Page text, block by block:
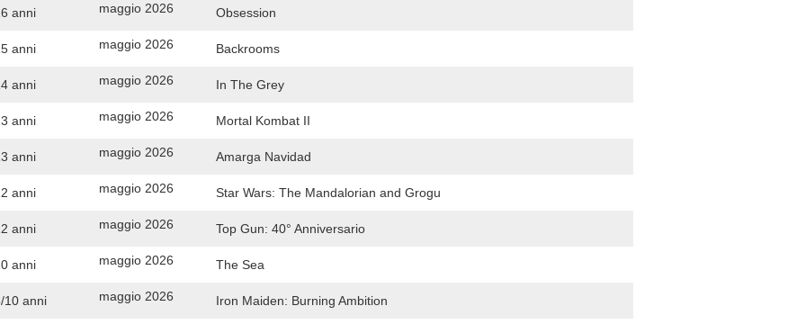
anni maggio 2026 Obsession
anni maggio 2026 Backrooms
anni maggio 2026 In The Grey
anni maggio 2026 Mortal Kombat II
anni maggio 2026 Amarga Navidad
anni maggio 2026 Star Wars: The Mandalorian and Grogu
anni maggio 2026 Top Gun: 40° Anniversario
anni maggio 2026 The Sea
10 anni maggio 2026 Iron Maiden: Burning Ambition